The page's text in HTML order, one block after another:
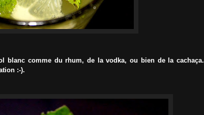
blanc comme du rhum, de la vodka, ou bien de la cachaça.
:-).